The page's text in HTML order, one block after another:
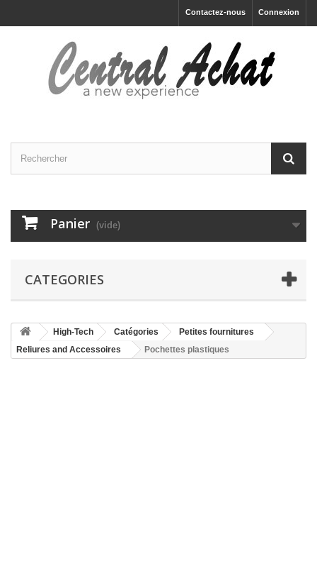
Connexion
Contactez-nous
Panier (vide)
CATEGORIES
High-Tech Catégories
Petites fournitures
Reliures and Accessoires
Pochettes plastiques